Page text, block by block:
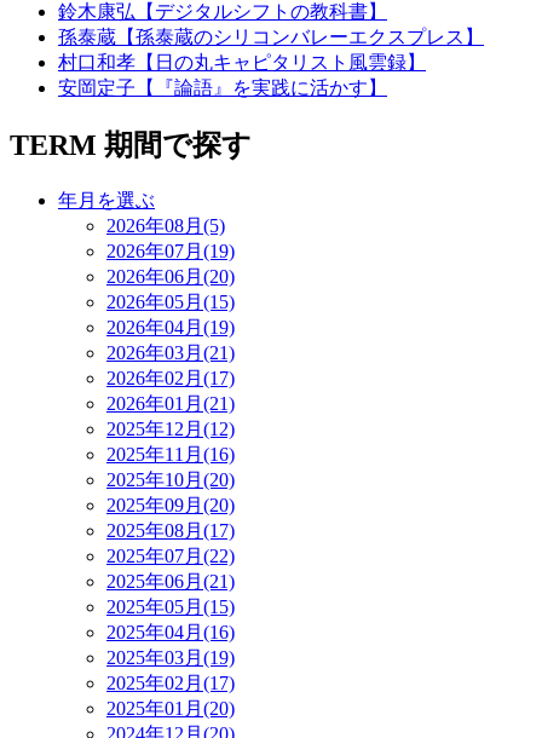
鈴木康弘【デジタルシフトの教科書】
孫泰蔵【孫泰蔵のシリコンバレーエクスプレス】
村口和孝【日の丸キャピタリスト風雲録】
安岡定子【『論語』を実践に活かす】
TERM 期間で探す
年月を選ぶ
2026年08月(5)
2026年07月(19)
2026年06月(20)
2026年05月(15)
2026年04月(19)
2026年03月(21)
2026年02月(17)
2026年01月(21)
2025年12月(12)
2025年11月(16)
2025年10月(20)
2025年09月(20)
2025年08月(17)
2025年07月(22)
2025年06月(21)
2025年05月(15)
2025年04月(16)
2025年03月(19)
2025年02月(17)
2025年01月(20)
2024年12月(20)